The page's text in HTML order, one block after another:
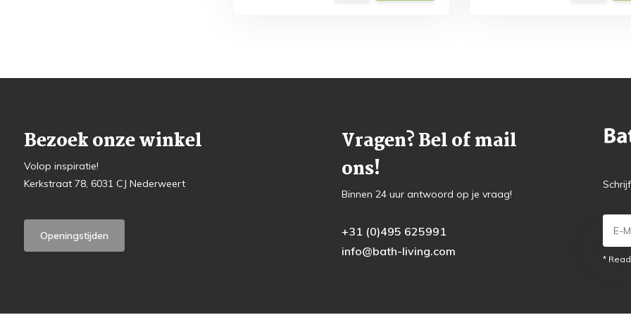
Bezoek onze winkel
Volop inspiratie!
Kerkstraat 78, 6031 CJ Nederweert
Openingstijden
Vragen? Bel of mail
ons!
Binnen 24 uur antwoord op je vraag!
+31 (0)495 625991
info@bath-living.com
*